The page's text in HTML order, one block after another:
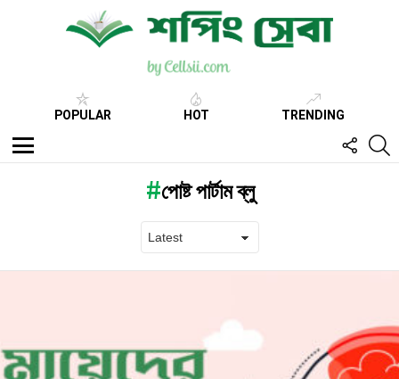
POPULAR HOT TRENDING
Menu
US
পোষ্ট পার্টাম ব্লু